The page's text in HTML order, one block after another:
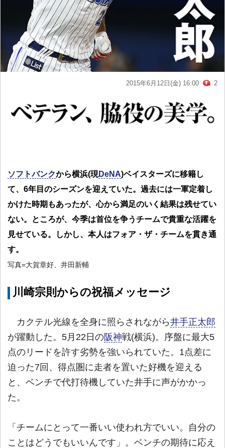
2015年6月12日(金) 16:00 2
ソフトバンクから横浜(現DeNA)ベイスターズに移籍し
て、6年目のシーズンを迎えていた。過去には一軍定着し
かけた時期もあったが、心から満足のいく結果は残せてい
ない。ところが、今季は首位を争うチームで貴重な活躍を
見せている。しかし、本人はフォア・ザ・チームを貫き通
す。
写真=大賀章好、井田新輔
川崎宗則からの祝福メッセージ
カクテル光線を全身に照らされながら井手正太郎
が躍動した。5月22日の阪神戦(横浜)。序盤に最大5
点のリードを許す劣勢を強いられていた。1点差に
迫った7回、得点圏に走者を置いた好機を迎える
と、ベンチで代打待機していた井手に声がかかっ
た。
「チームにとって一番いい使われ方でいい。自分の
ことはどうでもいいんです」。ベンチの期待に応え